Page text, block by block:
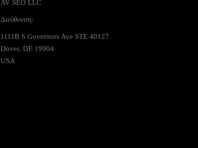
AV SEO LLC
Διεύθυνση:
1111B S Governors Ave STE 40127
Dover, DE 19904
USA